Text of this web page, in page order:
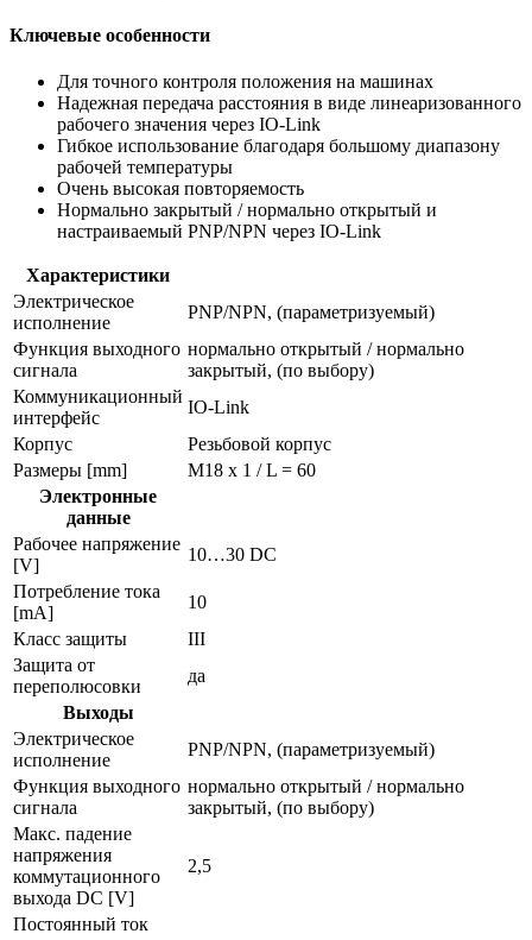
Ключевые особенности
Для точного контроля положения на машинах
Надежная передача расстояния в виде линеаризованного
рабочего значения через IO-Link
Гибкое использование благодаря большому диапазону
рабочей температуры
Очень высокая повторяемость
Нормально закрытый / нормально открытый и
настраиваемый PNP/NPN через IO-Link
Характеристики
Электрическое
исполнение
PNP/NPN, (параметризуемый)
Функция выходного
сигнала
нормально открытый / нормально
закрытый, (по выбору)
Коммуникационный
интерфейс
IO-Link
Корпус
Резьбовой корпус
Размеры [mm]
M18 x 1 / L = 60
Электронные
данные
Рабочее напряжение
[V]
10…30 DC
Потребление тока
[mA]
10
Класс защиты
III
Защита от
переполюсовки
да
Выходы
Электрическое
исполнение
PNP/NPN, (параметризуемый)
Функция выходного
сигнала
нормально открытый / нормально
закрытый, (по выбору)
Макс. падение
напряжения
коммутационного
выхода DC [V]
2,5
Постоянный ток